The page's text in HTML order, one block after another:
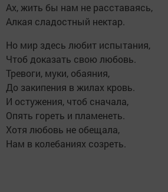
Ах, жить бы нам не расставаясь,
Алкая сладостный нектар.
Но мир здесь любит испытания,
Чтоб доказать свою любовь.
Тревоги, муки, обаяния,
До закипения в жилах кровь.
И остужения, чтоб сначала,
Опять гореть и пламенеть.
Хотя любовь не обещала,
Нам в колебаниях созреть.